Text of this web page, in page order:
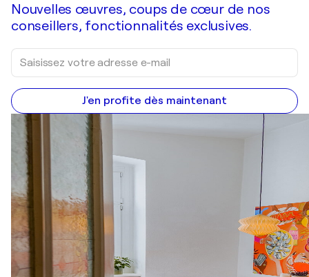
Nouvelles œuvres, coups de cœur de nos
conseillers, fonctionnalités exclusives.
J'en profite dès maintenant